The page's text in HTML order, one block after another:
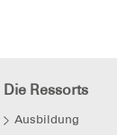
Die Ressorts
Ausbildung